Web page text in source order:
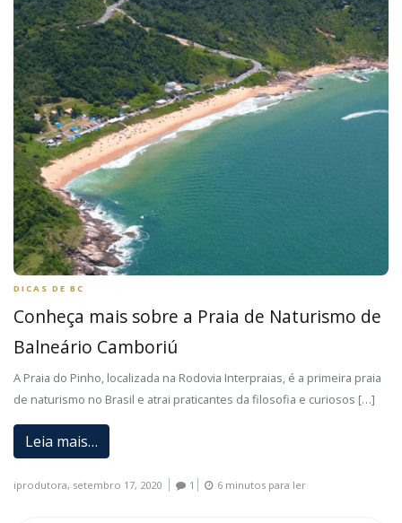
DICAS DE BC
Conheça mais sobre a Praia de Naturismo de
Balneário Camboriú
A Praia do Pinho, localizada na Rodovia Interpraias, é a primeira praia
de naturismo no Brasil e atrai praticantes da filosofia e curiosos […]
Leia mais…
iprodutora, setembro 17, 2020 1 6 minutos para ler